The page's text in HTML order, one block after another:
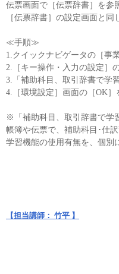
伝票画面で［伝票辞書］を参
［伝票辞書］の設定画面と
≪手順≫
1.クイックナビゲータの［事
2.［キー操作・入力の設定］
3.「補助科目、取引辞書で学
4.［環境設定］画面の［OK］
※「補助科目、取引辞書で学
帳簿や伝票で、補助科目･仕
学習機能の使用有無を、個別
【担当講師： 竹平 】